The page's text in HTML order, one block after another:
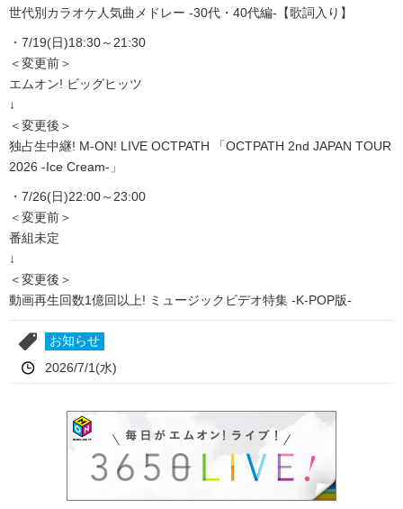
世代別カラオケ人気曲メドレー -30代・40代編-【歌詞入り】
・7/19(日)18:30～21:30
＜変更前＞
エムオン! ビッグヒッツ
↓
＜変更後＞
独占生中継! M-ON! LIVE OCTPATH 「OCTPATH 2nd JAPAN TOUR
2026 -Ice Cream-」
・7/26(日)22:00～23:00
＜変更前＞
番組未定
↓
＜変更後＞
動画再生回数1億回以上! ミュージックビデオ特集 -K-POP版-
お知らせ
2026/7/1(水)